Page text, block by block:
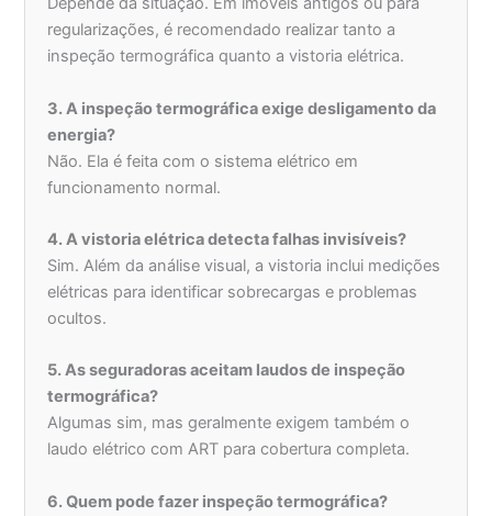
regularizações, é recomendado realizar tanto a
inspeção termográfica quanto a vistoria elétrica.
3. A inspeção termográfica exige desligamento da
energia?
Não. Ela é feita com o sistema elétrico em
funcionamento normal.
4. A vistoria elétrica detecta falhas invisíveis?
Sim. Além da análise visual, a vistoria inclui medições
elétricas para identificar sobrecargas e problemas
ocultos.
5. As seguradoras aceitam laudos de inspeção
termográfica?
Algumas sim, mas geralmente exigem também o
laudo elétrico com ART para cobertura completa.
6. Quem pode fazer inspeção termográfica?